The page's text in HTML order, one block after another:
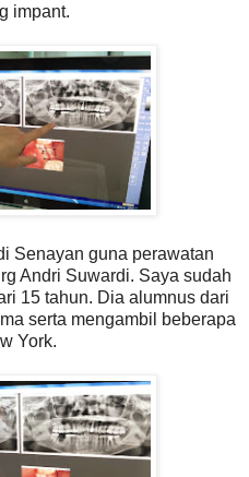
impant.
Senayan guna perawatan
Andri Suwardi. Saya sudah
15 tahun. Dia alumnus dari
serta mengambil beberapa
York.